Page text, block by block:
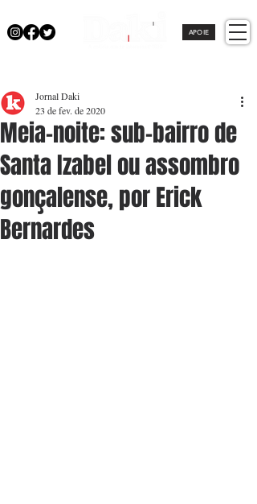
APOIE
Meia-noite: sub-bairro de
Santa Izabel ou assombro
gonçalense, por Erick
Bernardes
Jornal Daki
23 de fev. de 2020